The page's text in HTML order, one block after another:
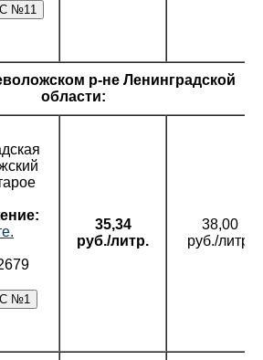
р-не Ленинградской
области:
35,34
руб./литр.
38,00
руб./литр.